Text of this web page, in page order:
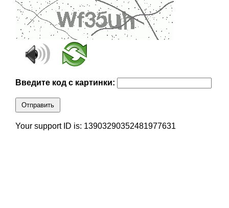
Введите код с картинки:
Отправить
Your support ID is: 13903290352481977631